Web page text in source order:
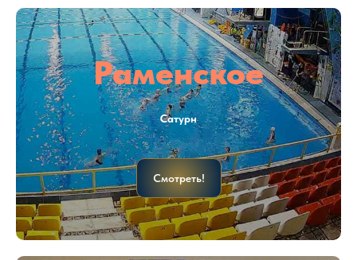
Раменское
Сатурн
Смотреть!